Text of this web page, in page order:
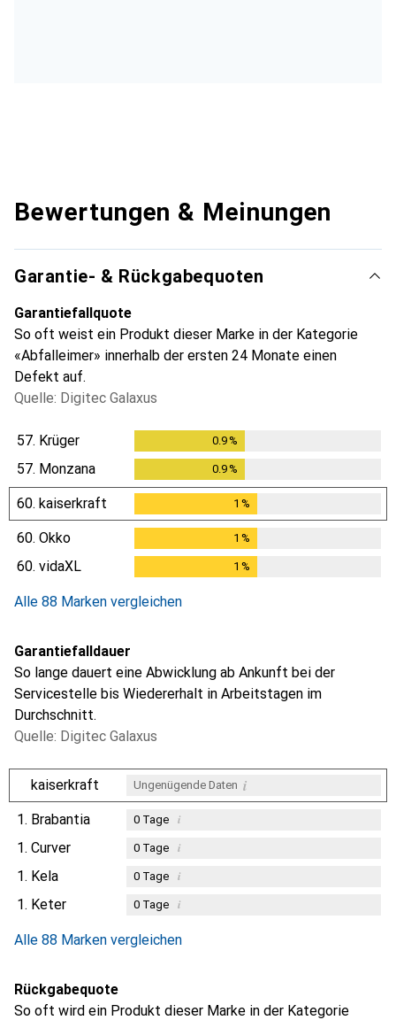
Bewertungen & Meinungen
Garantie- & Rückgabequoten
Garantiefallquote
So oft weist ein Produkt dieser Marke in der Kategorie
«Abfalleimer» innerhalb der ersten 24 Monate einen
Defekt auf.
Quelle: Digitec Galaxus
57. Krüger 0.9%
57. Monzana 0.9%
60. kaiserkraft 1 %
60. Okko 1 %
60. vidaXL 1 %
Alle 88 Marken vergleichen
Garantiefalldauer
So lange dauert eine Abwicklung ab Ankunft bei der
Servicestelle bis Wiedererhalt in Arbeitstagen im
Durchschnitt.
Quelle: Digitec Galaxus
kaiserkraft Ungenügende Daten i
1. Brabantia 0Tage i
1. Curver 0Tage i
1. Kela 0Tage i
1. Keter 0Tage i
Alle 88 Marken vergleichen
Rückgabequote
So oft wird ein Produkt dieser Marke in der Kategorie